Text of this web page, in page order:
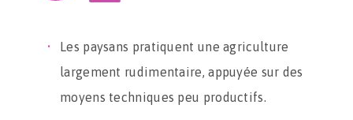
Les paysans pratiquent une agriculture
largement rudimentaire, appuyée sur des
moyens techniques peu productifs.